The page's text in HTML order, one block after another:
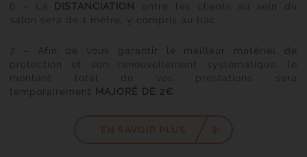
6 – La DISTANCIATION
entre les clients au sein du
salon sera de 1 mètre, y compris au bac.
7 – Afin de vous garantir le meilleur matériel de
protection et son renouvellement systématique, le
montant total de vos prestations sera
temporairement
MAJORÉ DE 2€
EN SAVOIR PLUS